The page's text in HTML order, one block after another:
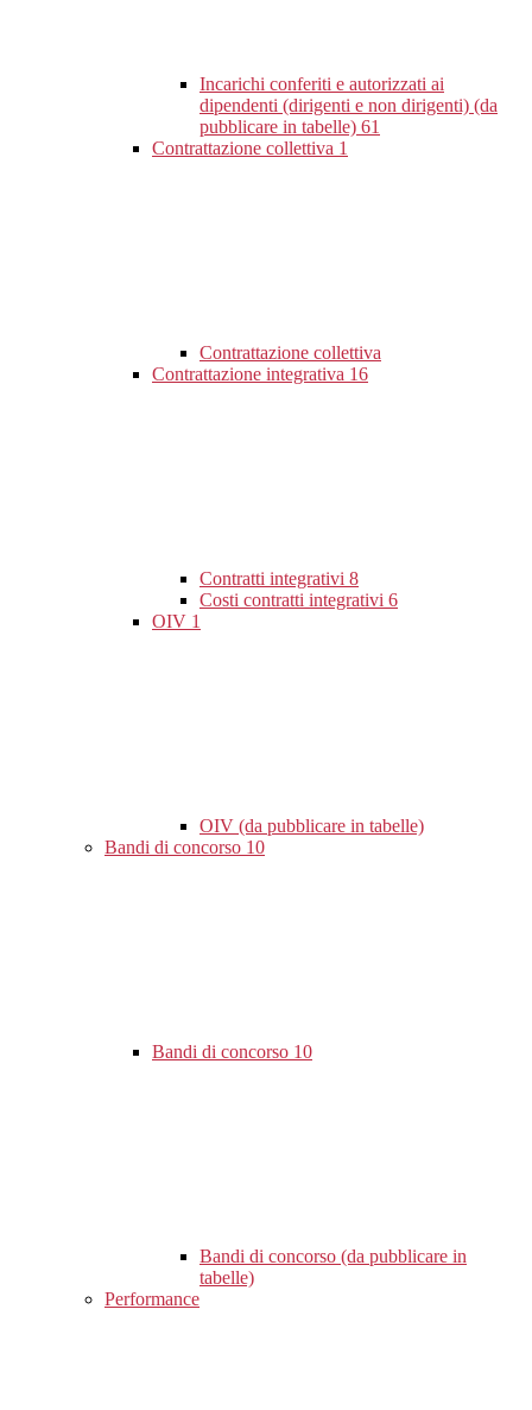
Incarichi conferiti e autorizzati ai
dipendenti (dirigenti e non dirigenti) (da
pubblicare in tabelle) 61
Contrattazione collettiva 1
Contrattazione collettiva
Contrattazione integrativa 16
Contratti integrativi 8
Costi contratti integrativi 6
OIV 1
OIV (da pubblicare in tabelle)
Bandi di concorso 10
Bandi di concorso 10
Bandi di concorso (da pubblicare in
tabelle)
Performance